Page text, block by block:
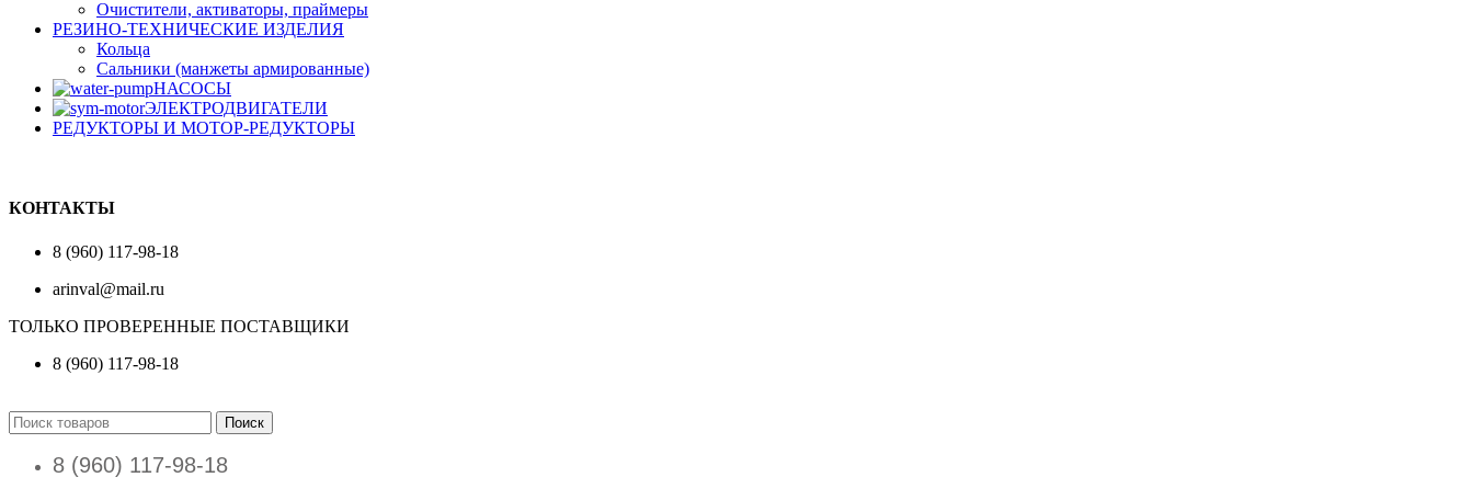
Очистители, активаторы, праймеры
РЕЗИНО-ТЕХНИЧЕСКИЕ ИЗДЕЛИЯ
Кольца
Сальники (манжеты армированные)
НАСОСЫ
ЭЛЕКТРОДВИГАТЕЛИ
РЕДУКТОРЫ И МОТОР-РЕДУКТОРЫ
КОНТАКТЫ
8 (960) 117-98-18
arinval@mail.ru
ТОЛЬКО ПРОВЕРЕННЫЕ ПОСТАВЩИКИ
8 (960) 117-98-18
Поиск
8 (960) 117-98-18